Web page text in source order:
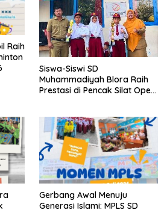
Raih
Siswa-Siswi SD
Muhammadiyah Blora Raih
Prestasi di Pencak Silat Open
Gerbang Awal Menuju
Generasi Islami: MPLS SD